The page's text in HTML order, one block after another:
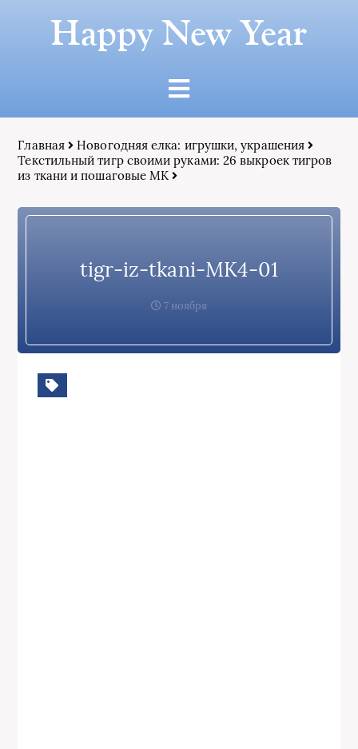
Happy New Year
Главная
Новогодняя елка: игрушки, украшения
Текстильный тигр своими руками: 26 выкроек тигров
из ткани и пошаговые МК
tigr-iz-tkani-MK4-01
7 ноября